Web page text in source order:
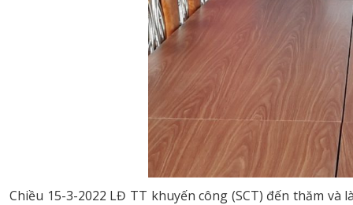
Chiều 15-3-2022 LĐ TT khuyến công (SCT) đến thăm và